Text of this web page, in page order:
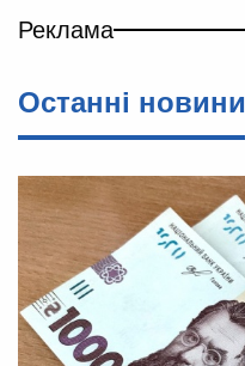
Реклама
Останні новини